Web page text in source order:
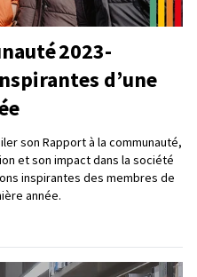
2023-
d’une
son Rapport à la communauté,
et son impact dans la société
inspirantes des membres de
année.